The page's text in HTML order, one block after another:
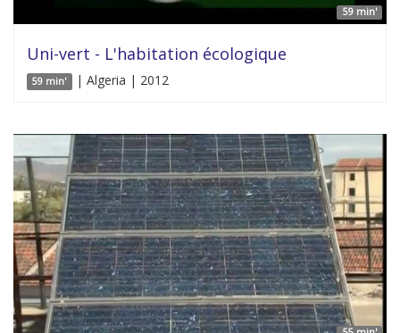
59 min'
Uni-vert - L'habitation écologique
59 min' | Algeria | 2012